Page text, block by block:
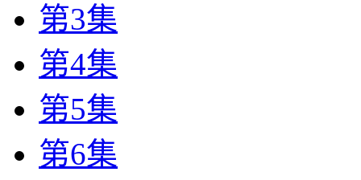
第3集
第4集
第5集
第6集